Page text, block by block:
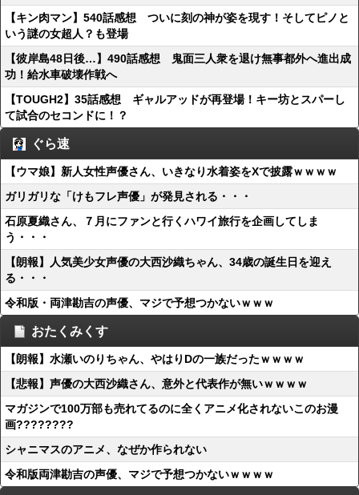
【キン肉マン】540話感想 ついに刻の神が姿を現す！そしてピノと
いう謎の女超人？も登場
【彼岸島48日後…】490話感想 鬼面三人衆を退け無事都外へ進出成
功！給水車破壊作戦へ
【TOUGH2】35話感想 ギャルアッドが再登場！キー坊とスパーし
て試合のセコンドに！？
ぐら速
【ウマ娘】新人女性声優さん、いきなり水着姿をXで披露ｗｗｗｗ
ガリガリな「けもフレ声優」が発見される・・・
石原夏織さん、７月にファンと行くハワイ旅行を企画してしま
う・・・
【朗報】人気美少女声優の大西沙織ちゃん、34歳の誕生日を迎え
る・・・
令和版・両津勘吉の声優、マジで予想つかないｗｗｗ
おたくみくす
【朗報】水瀬いのりちゃん、やはりDの一族だったｗｗｗｗ
【悲報】声優の大西沙織さん、意外と代表作が無いｗｗｗｗ
マガジンで100万部も売れてるのに全くアニメ化されないこのお漫
画????????
シャニマスのアニメ、なぜか作られない
令和版両津勘吉の声優、マジで予想つかないｗｗｗｗ